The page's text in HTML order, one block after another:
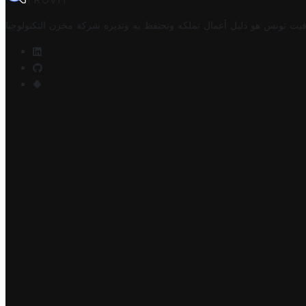
تونس هو دليل أعمال تملكه وتحتفظ به وتديره شركة مخزن التكنولوجيا